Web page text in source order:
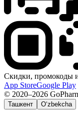
Скидки, промокоды
App StoreGoogle Play
© 2020–2026
Ташкент O‘zbekcha